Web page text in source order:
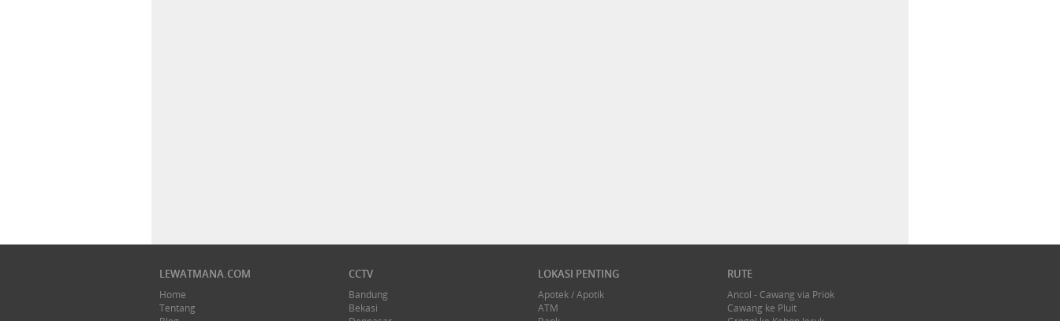
LEWATMANA.COM
Home
Tentang
CCTV
Bandung
Bekasi
LOKASI PENTING
Apotek / Apotik
ATM
RUTE
Ancol - Cawang via Priok
Cawang ke Pluit